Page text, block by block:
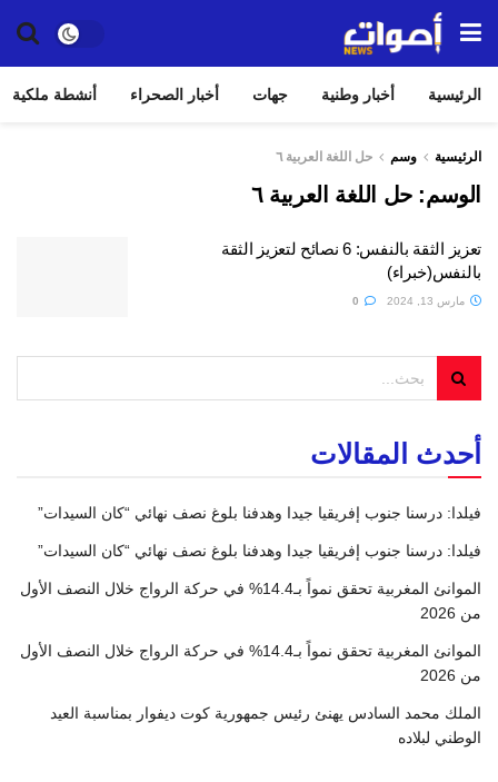
الرئيسية أخبار وطنية جهات أخبار الصحراء أنشطة ملكية
الرئيسية وسم حل اللغة العربية ٦
الوسم:حل اللغة العربية ٦
تعزيز الثقة بالنفس: 6 نصائح لتعزيز الثقة
بالنفس(خبراء)
مارس 13, 2024
أحدث المقالات
فيلدا: درسنا جنوب إفريقيا جيدا وهدفنا بلوغ نصف نهائي “كان السيدات”
فيلدا: درسنا جنوب إفريقيا جيدا وهدفنا بلوغ نصف نهائي “كان السيدات”
الموانئ المغربية تحقق نمواً بـ14.4% في حركة الرواج خلال النصف الأول
من 2026
الموانئ المغربية تحقق نمواً بـ14.4% في حركة الرواج خلال النصف الأول
من 2026
الملك محمد السادس يهنئ رئيس جمهورية كوت ديفوار بمناسبة العيد
الوطني لبلاده